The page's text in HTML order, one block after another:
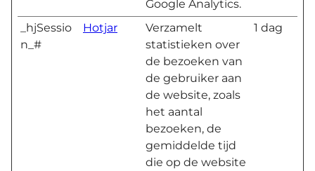
Google Analytics.
_hjSessio
n_#
Hotjar
Verzamelt
statistieken over
de bezoeken van
de gebruiker aan
de website, zoals
het aantal
bezoeken, de
gemiddelde tijd
die op de website
1 dag